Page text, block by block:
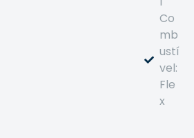
Co
mb
ustí
vel:
Fle
x